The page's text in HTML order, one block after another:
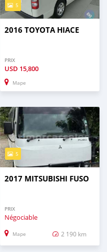
5
2016 TOYOTA HIACE
PRIX
USD 15,800
Mape
5
2017 MITSUBISHI FUSO
PRIX
Négociable
Mape 2 190 km